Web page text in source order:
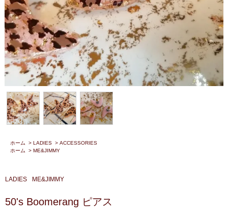
ホーム > LADIES > ACCESSORIES
ホーム
> ME&JIMMY
LADIES ME&JIMMY
50's Boomerang ピアス